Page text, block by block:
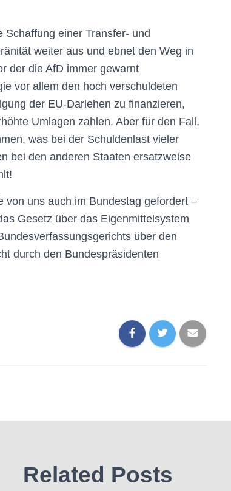
einer Transfer- und
weiter aus und ebnet den Weg in
der die AfD immer gewarnt
vor allem den hoch verschuldeten
der EU-Darlehen zu finanzieren,
Umlagen zahlen. Aber für den Fall,
was bei der Schuldenlast vieler
bei den anderen Staaten ersatzweise
von uns auch im Bundestag gefordert –
Gesetz über das Eigenmittelsystem
über den
durch den Bundespräsidenten
Related Posts